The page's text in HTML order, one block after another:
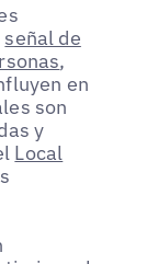
señal de
,
en
son
y
Local